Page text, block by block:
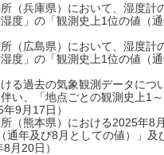
（兵庫県）において、湿度
度」の「観測史上1位の値（
（広島県）において、湿度
度」の「観測史上1位の値（
る過去の気象観測データに
い、「地点ごとの観測史上1
9月17日）
（熊本県）における2025年8
通年及び8月としての値）」
月20日）